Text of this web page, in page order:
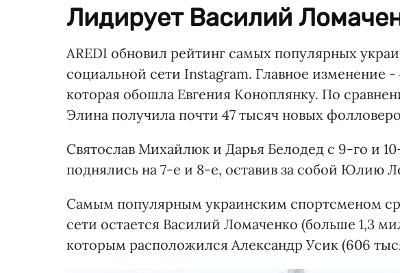
Лидирует Василий
AREDI обновил рейтинг самых популярных
социальной сети Instagram. Главное изменение
которая обошла Евгения Коноплянку. По
Элина получила почти 47 тысяч новых
Святослав Михайлюк и Дарья Белодед с 9-го и
поднялись на 7-е и 8-е, оставив за собой Юлию
Самым популярным украинским спортсменом
сети остается Василий Ломаченко (больше 1,3
которым расположился Александр Усик (606